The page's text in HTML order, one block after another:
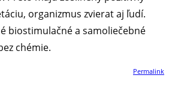
organizmus zvierat aj ľudí.
biostimulačné a samoliečebné
chémie.
Permalink